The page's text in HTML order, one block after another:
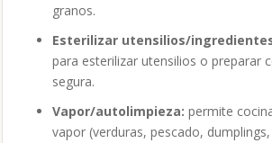
granos.
Esterilizar utensilios/
para esterilizar utensilios o preparar
segura.
Vapor/autolimpieza: permite
vapor (verduras, pescado,